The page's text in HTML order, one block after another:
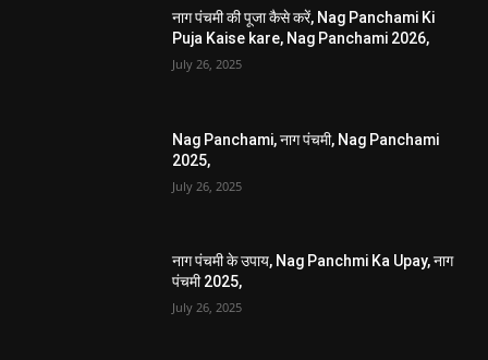
नाग पंचमी की पूजा कैसे करें, Nag Panchami Ki
Puja Kaise kare, Nag Panchami 2026,
July 26, 2025
Nag Panchami, नाग पंचमी, Nag Panchami
2025,
July 26, 2025
नाग पंचमी के उपाय, Nag Panchmi Ka Upay, नाग
पंचमी 2025,
July 26, 2025